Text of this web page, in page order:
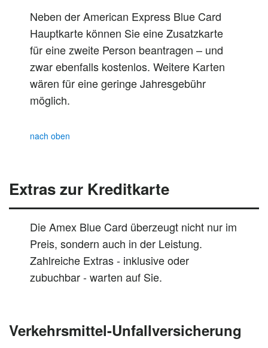
Neben der American Express Blue Card
Hauptkarte können Sie eine Zusatzkarte
für eine zweite Person beantragen – und
zwar ebenfalls kostenlos. Weitere Karten
wären für eine geringe Jahresgebühr
möglich.
nach oben
Extras zur Kreditkarte
Die Amex Blue Card überzeugt nicht nur im
Preis, sondern auch in der Leistung.
Zahlreiche Extras - inklusive oder
zubuchbar - warten auf Sie.
Verkehrsmittel-Unfallversicherung